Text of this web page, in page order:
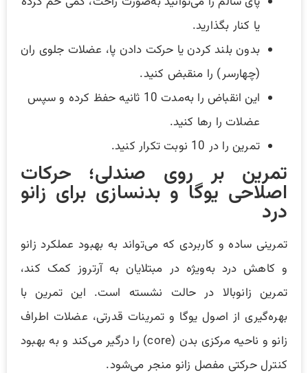
یا کنار بگذارید.
بدون بلند کردن یا حرکت دادن پا، عضلات جلوی ران
(چهارسر) را منقبض کنید.
این انقباض را به‌مدت 10 ثانیه حفظ کرده و سپس
عضلات را رها کنید.
تمرین را در 10 نوبت تکرار کنید.
تمرین بر روی صندلی؛ حرکات
اصلاحی یوگا و بدنسازی برای زانو
درد
تمرینی ساده و کاربردی که می‌تواند به بهبود عملکرد زانو
و کاهش درد به‌ویژه در مبتلایان به آرتروز کمک کند،
تمرین زانوبالا در حالت نشسته است. این تمرین با
بهره‌گیری از اصول یوگا و تمرینات قدرتی، عضلات اطراف
زانو و ناحیه مرکزی بدن (core) را درگیر می‌کند و به بهبود
کنترل حرکتی مفصل زانو منجر می‌شود.